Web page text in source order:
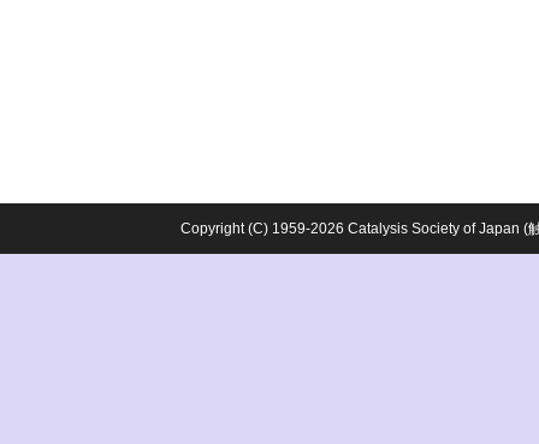
Copyright (C) 1959-2026 Catalysis Society of Japan (